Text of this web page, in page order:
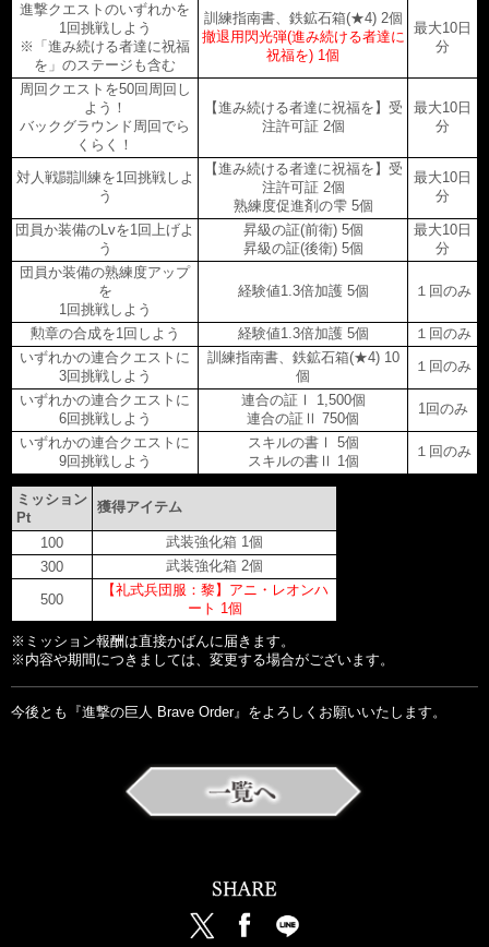
進撃クエストのいずれかを
1回挑戦しよう
※「進み続ける者達に祝福
を」のステージも含む
訓練指南書、鉄鉱石箱(★4) 2個
撤退用閃光弾(進み続ける者達に
祝福を) 1個
最大10日
分
周回クエストを50回周回し
よう！
バックグラウンド周回でら
くらく！
【進み続ける者達に祝福を】受
注許可証 2個
最大10日
分
対人戦闘訓練を1回挑戦しよ
う
【進み続ける者達に祝福を】受
注許可証 2個
熟練度促進剤の雫 5個
最大10日
分
団員か装備のLvを1回上げよ
う
昇級の証(前衛) 5個
昇級の証(後衛) 5個
最大10日
分
団員か装備の熟練度アップ
を
1回挑戦しよう
経験値1.3倍加護 5個 １回のみ
勲章の合成を1回しよう 経験値1.3倍加護 5個
１回のみ
いずれかの連合クエストに
3回挑戦しよう
訓練指南書、鉄鉱石箱(★4) 10
個
１回のみ
いずれかの連合クエストに
6回挑戦しよう
連合の証Ⅰ 1,500個
連合の証Ⅱ 750個
1回のみ
いずれかの連合クエストに
9回挑戦しよう
スキルの書Ⅰ 5個
スキルの書Ⅱ 1個
１回のみ
ミッション
Pt
獲得アイテム
100
武装強化箱 1個
300
武装強化箱 2個
500
【礼式兵団服：黎】アニ・レオンハ
ート 1個
※ミッション報酬は直接かばんに届きます。
※内容や期間につきましては、変更する場合がございます。
今後とも『進撃の巨人 Brave Order』をよろしくお願いいたします。